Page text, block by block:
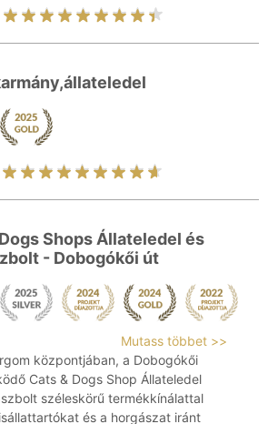
Shops Állateledel és
- Dobogókői út
Mutass többet >>
központjában, a Dobogókői
Cats & Dogs Shop Állateledel
széleskörű termékkínálattal
és a horgászat iránt